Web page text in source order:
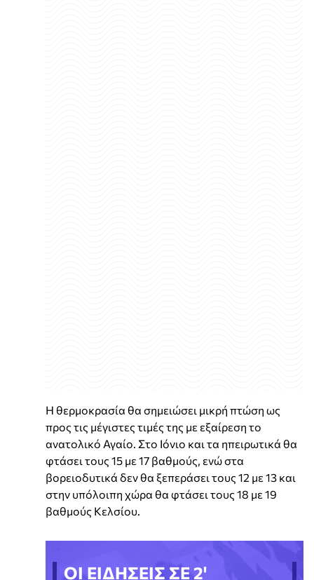
Η θερμοκρασία θα σημειώσει μικρή πτώση ως
προς τις μέγιστες τιμές της με εξαίρεση το
ανατολικό Αγαίο. Στο Ιόνιο και τα ηπειρωτικά θα
φτάσει τους 15 με 17 βαθμούς, ενώ στα
βορειοδυτικά δεν θα ξεπεράσει τους 12 με 13 και
στην υπόλοιπη χώρα θα φτάσει τους 18 με 19
βαθμούς Κελσίου.
ΟΙ ΕΙΔΗΣΕΙΣ ΣΕ 2'